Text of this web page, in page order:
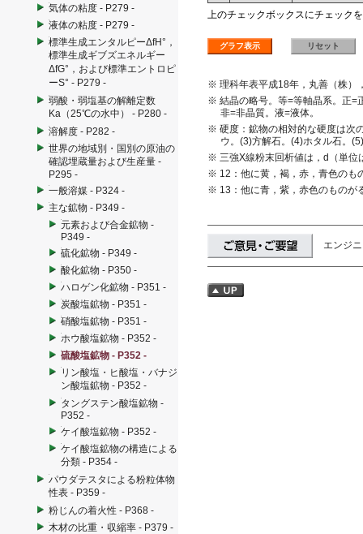
気体の粘度 - P279 -
液体の粘度 - P279 -
標準生成エンタルピーΔfH°，
標準生成ギブズエネルギー
ΔfG°，および標準エントロピ
ーS° - P279 -
弱酸・弱塩基の解離定数
Ka（25℃の水中） - P280 -
溶解度 - P282 -
世界の地域別・国別の原油の
確認埋蔵量および生産量 -
P295 -
一般溶媒 - P324 -
主な鉱物 - P349 -
元素および合金鉱物 -
P349 -
硫化鉱物 - P349 -
酸化鉱物 - P350 -
ハロゲン化鉱物 - P351 -
炭酸塩鉱物 - P351 -
硝酸塩鉱物 - P351 -
ホウ酸塩鉱物 - P352 -
硫酸塩鉱物 - P352 -
リン酸塩・ヒ酸塩・バナジ
ン酸塩鉱物 - P352 -
タングステン酸塩鉱物 -
P352 -
ケイ酸塩鉱物 - P352 -
ケイ酸塩鉱物の構造による
分類 - P354 -
パウダテスタによる粉粒体物
性表 - P359 -
粉じんの着火性 - P368 -
木材の比重・収縮率 - P379 -
上のチェックボックスにチェック
※ 理科年表平成18年，丸善（株）
※ 結晶の略号。等=等軸晶系。正=
非=非晶質。液=液体。
※ 硬度：鉱物の相対的な硬度は次
ウ。(3)方解石。(4)ホタル石。
※ 三強X線粉末回析値は，d（単位
※ 12：他に黄，褐，赤，青色のも
※ 13：他に青，紫，赤色のものが
エンジ